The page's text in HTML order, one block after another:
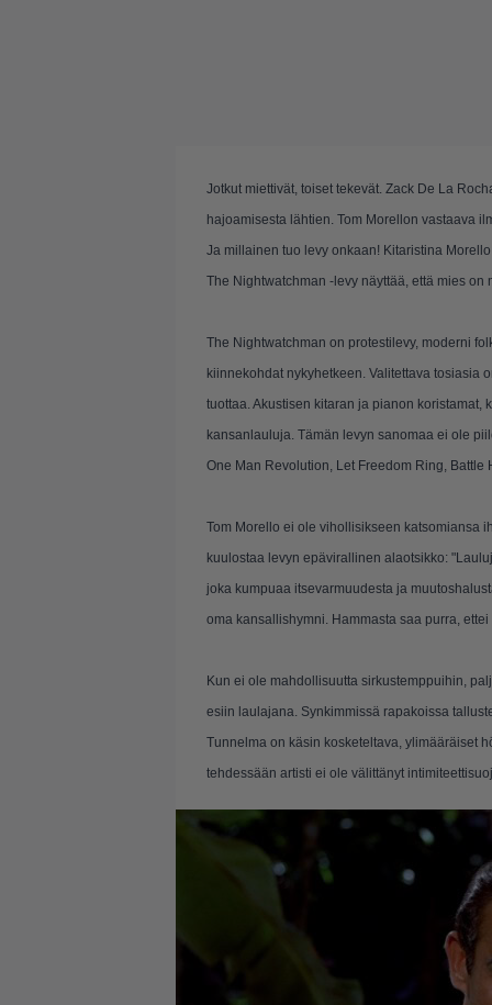
Jotkut miettivät, toiset tekevät. Zack De La
hajoamisesta lähtien. Tom Morellon vastaava
Ja millainen tuo levy onkaan! Kitaristina
The Nightwatchman -levy näyttää, että mies
The Nightwatchman on protestilevy, moderni
kiinnekohdat nykyhetkeen. Valitettava tosiasia
tuottaa. Akustisen kitaran ja pianon
kansanlauluja. Tämän levyn sanomaa ei ole
One Man Revolution, Let Freedom Ring, Battle
Tom Morello ei ole vihollisikseen katsomiansa
kuulostaa levyn epävirallinen alaotsikko:
joka kumpuaa itsevarmuudesta ja
oma kansallishymni. Hammasta saa purra,
Kun ei ole mahdollisuutta sirkustemppuihin,
esiin laulajana. Synkimmissä rapakoissa
Tunnelma on käsin kosketeltava, ylimääräiset
tehdessään artisti ei ole välittänyt